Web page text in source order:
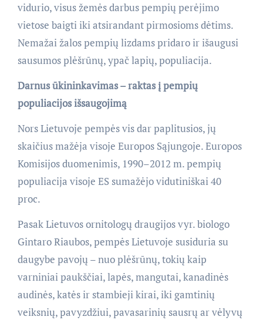
vidurio, visus žemės darbus pempių perėjimo
vietose baigti iki atsirandant pirmosioms dėtims.
Nemažai žalos pempių lizdams pridaro ir išaugusi
sausumos plėšrūnų, ypač lapių, populiacija.
Darnus ūkininkavimas – raktas į pempių
populiacijos išsaugojimą
Nors Lietuvoje pempės vis dar paplitusios, jų
skaičius mažėja visoje Europos Sąjungoje. Europos
Komisijos duomenimis, 1990–2012 m. pempių
populiacija visoje ES sumažėjo vidutiniškai 40
proc.
Pasak Lietuvos ornitologų draugijos vyr. biologo
Gintaro Riaubos, pempės Lietuvoje susiduria su
daugybe pavojų – nuo plėšrūnų, tokių kaip
varniniai paukščiai, lapės, mangutai, kanadinės
audinės, katės ir stambieji kirai, iki gamtinių
veiksnių, pavyzdžiui, pavasarinių sausrų ar vėlyvų